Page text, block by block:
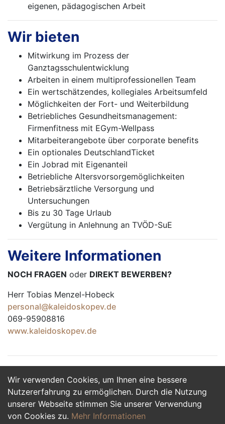
Wir verwenden Cookies, um Ihnen eine bessere
Nutzererfahrung zu ermöglichen. Durch die Nutzung
unserer Webseite stimmen Sie unserer Verwendung
von Cookies zu. Mehr Informationen
eigenen, pädagogischen Arbeit
Wir bieten
Mitwirkung im Prozess der
Ganztagsschulentwicklung
Arbeiten in einem multiprofessionellen Team
Ein wertschätzendes, kollegiales Arbeitsumfeld
Möglichkeiten der Fort- und Weiterbildung
Betriebliches Gesundheitsmanagement:
Firmenfitness mit EGym-Wellpass
Mitarbeiterangebote über corporate benefits
Ein optionales DeutschlandTicket
Ein Jobrad mit Eigenanteil
Betriebliche Altersvorsorgemöglichkeiten
Betriebsärztliche Versorgung und
Untersuchungen
Bis zu 30 Tage Urlaub
Vergütung in Anlehnung an TVÖD-SuE
Weitere Informationen
NOCH FRAGEN oder DIREKT BEWERBEN?
Herr Tobias Menzel-Hobeck
personal@kaleidoskopev.de
069-95908816
www.kaleidoskopev.de
Jetzt Bewerben